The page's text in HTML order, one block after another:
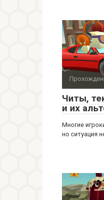
Читы,
и их
Многие
но ситуация